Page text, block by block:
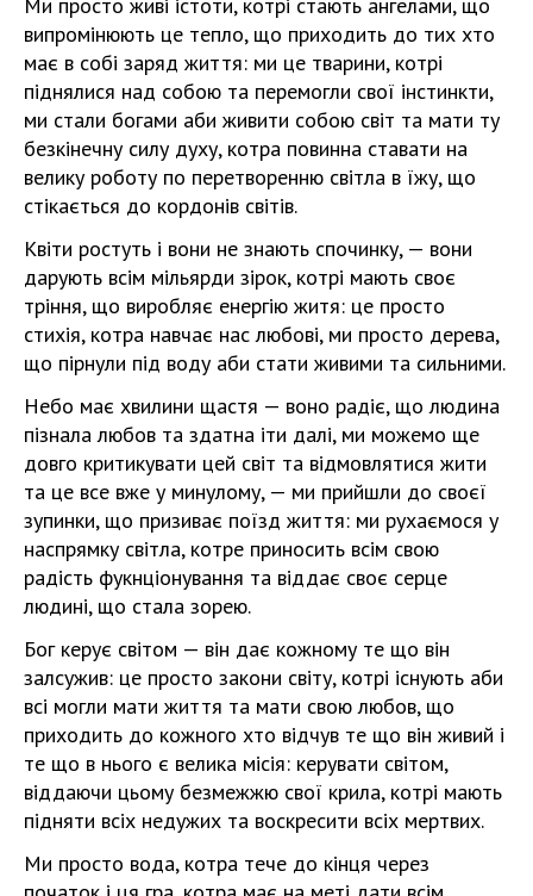
випромінюють це тепло, що приходить до тих хто
має в собі заряд життя: ми це тварини, котрі
піднялися над собою та перемогли свої інстинкти,
ми стали богами аби живити собою світ та мати ту
безкінечну силу духу, котра повинна ставати на
велику роботу по перетворенню світла в їжу, що
стікається до кордонів світів.
Квіти ростуть і вони не знають спочинку, — вони
дарують всім мільярди зірок, котрі мають своє
тріння, що виробляє енергію житя: це просто
стихія, котра навчає нас любові, ми просто дерева,
що пірнули під воду аби стати живими та сильними.
Небо має хвилини щастя — воно радіє, що людина
пізнала любов та здатна іти далі, ми можемо ще
довго критикувати цей світ та відмовлятися жити
та це все вже у минулому, — ми прийшли до своєї
зупинки, що призиває поїзд життя: ми рухаємося у
наспрямку світла, котре приносить всім свою
радість фукнціонування та віддає своє серце
людині, що стала зорею.
Бог керує світом — він дає кожному те що він
залсужив: це просто закони світу, котрі існують аби
всі могли мати життя та мати свою любов, що
приходить до кожного хто відчув те що він живий і
те що в нього є велика місія: керувати світом,
віддаючи цьому безмежжю свої крила, котрі мають
підняти всіх недужих та воскресити всіх мертвих.
Ми просто вода, котра тече до кінця через